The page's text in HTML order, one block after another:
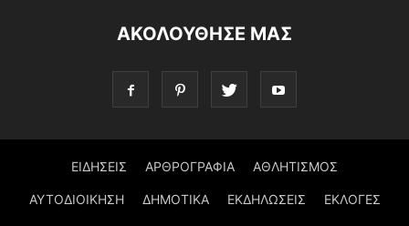
ΑΚΟΛΟΥΘΗΣΕ ΜΑΣ
ΕΙΔΗΣΕΙΣ ΑΡΘΡΟΓΡΑΦΙΑ ΑΘΛΗΤΙΣΜΟΣ
ΑΥΤΟΔΙΟΙΚΗΣΗ ΔΗΜΟΤΙΚΑ ΕΚΔΗΛΩΣΕΙΣ ΕΚΛΟΓΕΣ